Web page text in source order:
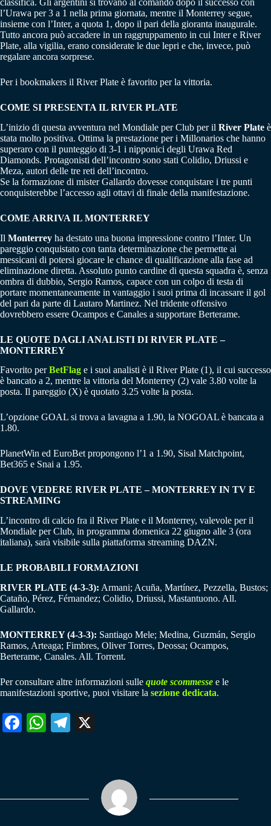
classifica. Gli argentini si trovano al comando dopo il successo con
l’Urawa per 3 a 1 nella prima giornata, mentre il Monterrey segue,
insieme con l’Inter, a quota 1, dopo il pari della gioranta inaugurale.
Tutto ancora può accadere in un raggruppamento in cui Inter e River
Plate, alla vigilia, erano considerate le due lepri e che, invece, può
regalare ancora sorprese.
Per i bookmakers il River Plate è favorito per la vittoria.
COME SI PRESENTA IL RIVER PLATE
L’inizio di questa avventura nel Mondiale per Club per il River Plate è
stata molto positiva. Ottima la prestazione per i Millonarios che hanno
superaro con il punteggio di 3-1 i nipponici degli Urawa Red
Diamonds. Protagonisti dell’incontro sono stati Colidio, Driussi e
Meza, autori delle tre reti dell’incontro.
Se la formazione di mister Gallardo dovesse conquistare i tre punti
conquisterebbe l’accesso agli ottavi di finale della manifestazione.
COME ARRIVA IL MONTERREY
Il Monterrey ha destato una buona impressione contro l’Inter. Un
pareggio conquistato con tanta determinazione che permette ai
messicani di potersi giocare le chance di qualificazione alla fase ad
eliminazione diretta. Assoluto punto cardine di questa squadra è, senza
ombra di dubbio, Sergio Ramos, capace con un colpo di testa di
portare momentaneamente in vantaggio i suoi prima di incassare il gol
del pari da parte di Lautaro Martinez. Nel tridente offensivo
dovrebbero essere Ocampos e Canales a supportare Berterame.
LE QUOTE DAGLI ANALISTI DI RIVER PLATE –
MONTERREY
Favorito perBetFlag e i suoi analisti è il River Plate (1), il cui successo
è bancato a 2, mentre la vittoria del Monterrey (2) vale 3.80 volte la
posta. Il pareggio (X) è quotato 3.25 volte la posta.
L’opzione GOAL si trova a lavagna a 1.90, la NOGOAL è bancata a
1.80.
PlanetWin ed EuroBet propongono l’1 a 1.90, Sisal Matchpoint,
Bet365 e Snai a 1.95.
DOVE VEDERE RIVER PLATE – MONTERREY IN TV E
STREAMING
L’incontro di calcio fra il River Plate e il Monterrey, valevole per il
Mondiale per Club, in programma domenica 22 giugno alle 3 (ora
italiana), sarà visibile sulla piattaforma streaming DAZN.
LE PROBABILI FORMAZIONI
RIVER PLATE (4-3-3): Armani; Acuña, Martínez, Pezzella, Bustos;
Cataño, Pérez, Férnandez; Colidio, Driussi, Mastantuono. All.
Gallardo.
MONTERREY (4-3-3): Santiago Mele; Medina, Guzmán, Sergio
Ramos, Arteaga; Fimbres, Oliver Torres, Deossa; Ocampos,
Berterame, Canales. All. Torrent.
Per consultare altre informazioni sulle quote scommesse e le
manifestazioni sportive, puoi visitare la sezione dedicata.
Fa W
pp
Te
m